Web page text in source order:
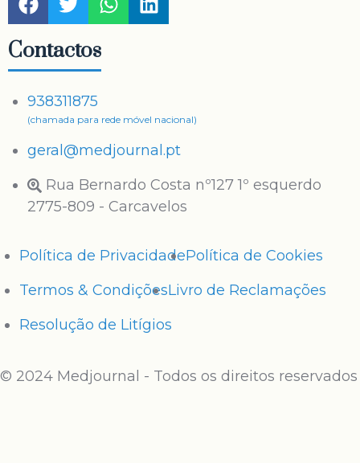
Contactos
938311875
(chamada para rede móvel nacional)
geral@medjournal.pt
Rua Bernardo Costa nº127 1º esquerdo
2775-809 - Carcavelos
Política de PrivacidadePolítica de Cookies
Termos & CondiçõesLivro de Reclamações
Resolução de Litígios
© 2024 Medjournal - Todos os direitos reservados